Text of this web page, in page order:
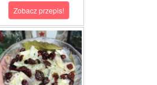
Zobacz przepis!